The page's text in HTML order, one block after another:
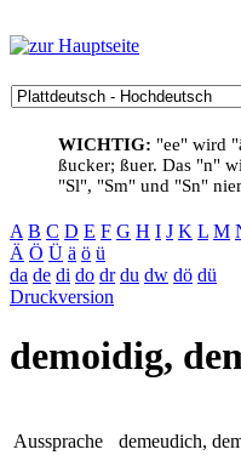
WICHTIG: "ee" wird
ßucker; ßuer. Das "n"
"Sl", "Sm" und "Sn"
A B C D E F G H I J K L M
Ä Ö Ü ä ö ü
da de di do dr du dw dö dü
Druckversion
demoidig,
Aussprache
demeudich,